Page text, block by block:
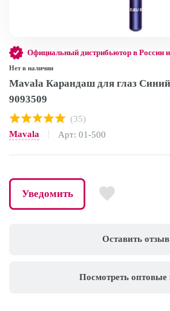
Оставить отзыв
Посмотреть
Официальный дистрибьютор в России
Нет в наличии
Mavala Карандаш для глаз
9093509
(35)
Mavala
Арт: 01-500
Уведомить